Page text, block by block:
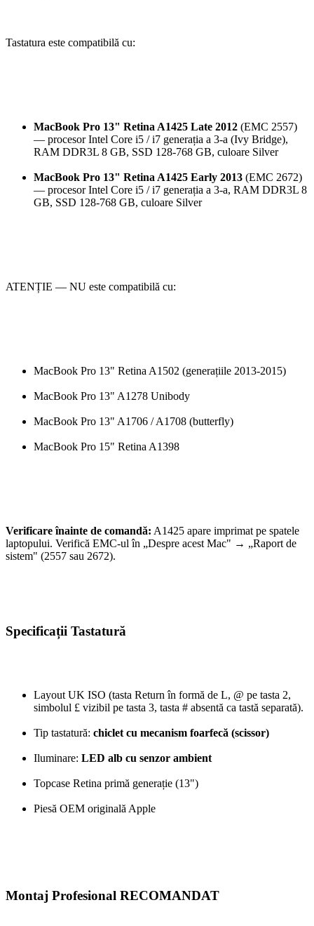
Tastatura este compatibilă cu:
MacBook Pro 13" Retina A1425 Late 2012 (EMC 2557)
— procesor Intel Core i5 / i7 generația a 3-a (Ivy Bridge),
RAM DDR3L 8 GB, SSD 128-768 GB, culoare Silver
MacBook Pro 13" Retina A1425 Early 2013 (EMC 2672)
— procesor Intel Core i5 / i7 generația a 3-a, RAM DDR3L 8
GB, SSD 128-768 GB, culoare Silver
ATENȚIE — NU este compatibilă cu:
MacBook Pro 13" Retina A1502 (generațiile 2013-2015)
MacBook Pro 13" A1278 Unibody
MacBook Pro 13" A1706 / A1708 (butterfly)
MacBook Pro 15" Retina A1398
Verificare înainte de comandă: A1425 apare imprimat pe spatele
laptopului. Verifică EMC-ul în „Despre acest Mac" → „Raport de
sistem" (2557 sau 2672).
Specificații Tastatură
Layout UK ISO (tasta Return în formă de L, @ pe tasta 2,
simbolul £ vizibil pe tasta 3, tasta # absentă ca tastă separată).
Tip tastatură: chiclet cu mecanism foarfecă (scissor)
Iluminare: LED alb cu senzor ambient
Topcase Retina primă generație (13")
Piesă OEM originală Apple
Montaj Profesional RECOMANDAT